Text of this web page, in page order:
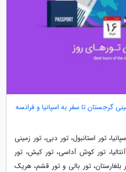
گرجستان تا سفر به اسپانیا و فرانسه
تور استانبول، تور دبی، تور زمینی
تور کوش آداسی، تور کیش، تور
بلغارستان، تور بالی و تور قشم، هریک